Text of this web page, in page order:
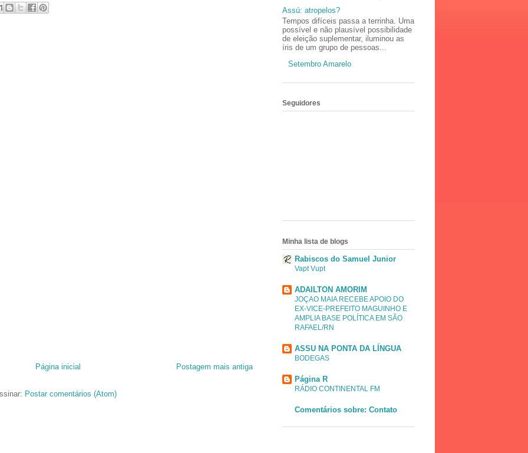
Postagem mais antiga
Página inicial
Postar comentários (Atom)
Assú: atropelos?
Tempos difíceis passa a terrinha. Uma
possível e não plausível possibilidade
de eleição suplementar, iluminou as
íris de um grupo de pessoas...
Setembro Amarelo
Seguidores
Minha lista de blogs
Rabiscos do Samuel Junior
Vapt Vupt
ADAILTON AMORIM
JOÇAO MAIA RECEBE APOIO DO
EX-VICE-PREFEITO MAGUINHO E
AMPLIA BASE POLÍTICA EM SÃO
RAFAEL/RN
ASSU NA PONTA DA LÍNGUA
BODEGAS
Página R
RÁDIO CONTINENTAL FM
Comentários sobre: Contato